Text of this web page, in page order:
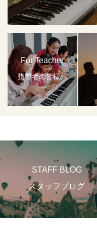
For Teacher
指導者の皆様へ
STAFF BLOG
スタッフブログ